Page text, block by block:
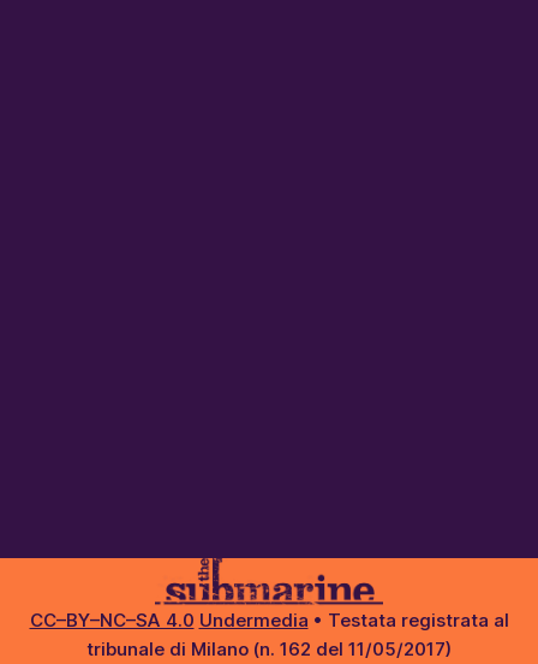
CC–BY–NC–SA 4.0 Undermedia • Testata registrata al
tribunale di Milano (n. 162 del 11/05/2017)